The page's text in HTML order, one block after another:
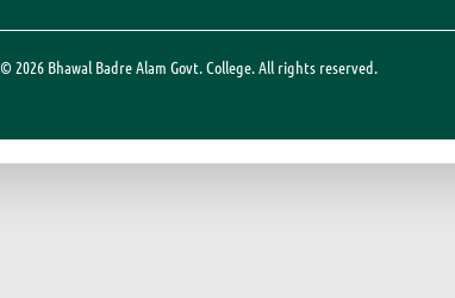
© 2026 Bhawal Badre Alam Govt. College. All rights reserved.